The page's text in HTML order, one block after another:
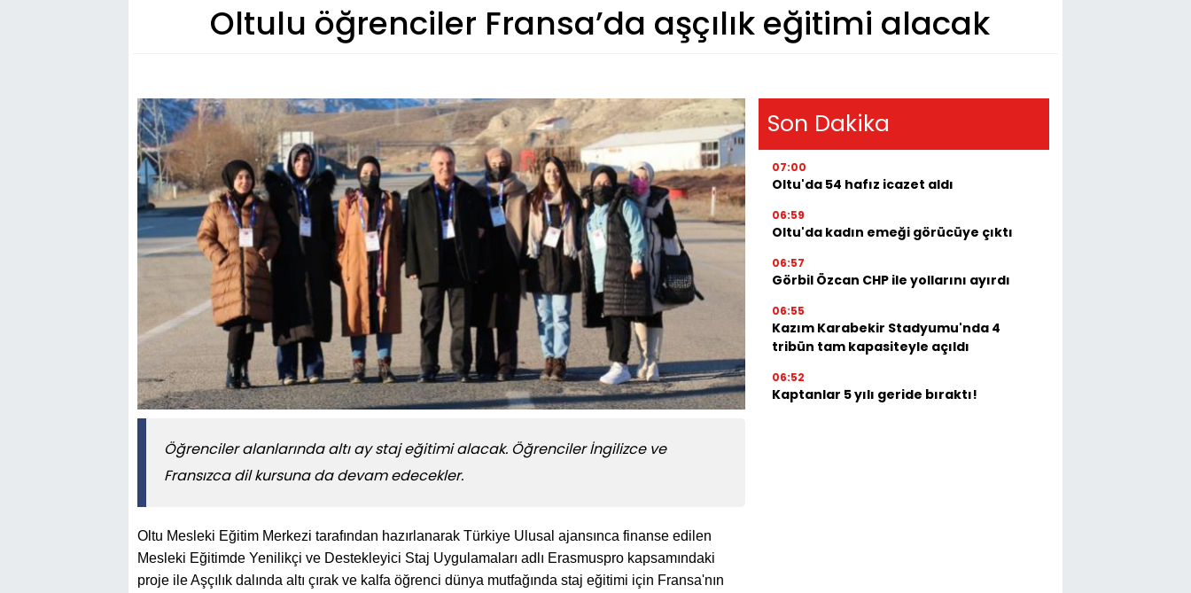
Oltulu öğrenciler Fransa’da aşçılık eğitimi alacak
Öğrenciler alanlarında altı ay staj eğitimi alacak. Öğrenciler İngilizce ve
Fransızca dil kursuna da devam edecekler.
Oltu Mesleki Eğitim Merkezi tarafından hazırlanarak Türkiye Ulusal ajansınca finanse edilen
Mesleki Eğitimde Yenilikçi ve Destekleyici Staj Uygulamaları adlı Erasmuspro kapsamındaki
proje ile Aşçılık dalında altı çırak ve kalfa öğrenci dünya mutfağında staj eğitimi için Fransa'nın
Son Dakika
07:00
Oltu'da 54 hafız icazet aldı
06:59
Oltu'da kadın emeği görücüye çıktı
06:57
Görbil Özcan CHP ile yollarını ayırdı
06:55
Kazım Karabekir Stadyumu'nda 4
tribün tam kapasiteyle açıldı
06:52
Kaptanlar 5 yılı geride bıraktı!